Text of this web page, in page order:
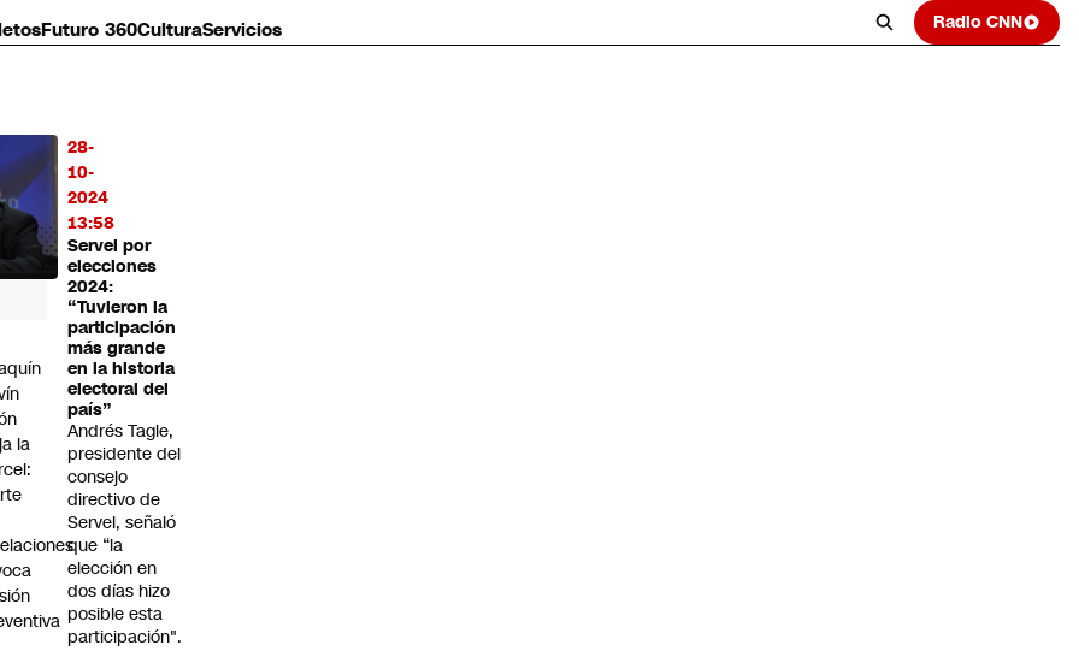
Futuro 360CulturaServicios Radio CNN
28-
10-
2024
13:58
Servel por
elecciones
2024:
“Tuvieron la
participación
más grande
en la historia
electoral del
país”
Andrés Tagle,
presidente del
consejo
directivo de
Servel, señaló
que “la
elección en
dos días hizo
posible esta
participación".
la